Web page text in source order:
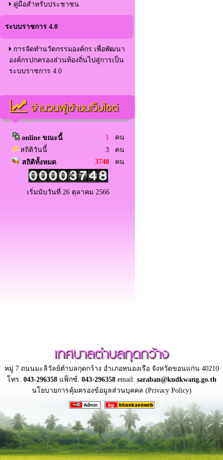
คู่มือสำหรับประชาชน
ระบบราชการ 4.0
การจัดทำนวัตกรรมองค์กร เพื่อพัฒนา
องค์กรปกครองส่วนท้องถิ่นไปสู่การเป็น
ระบบราชการ 4.0
จำนวนผู้เข้าชมเว็บไซต์
online ขณะนี้ 1 คน
สถิติวันนี้
3 คน
สถิติทั้งหมด
3748 คน
เริ่มนับวันที่ 26 ตุลาคม 2566
เทศบาลตำบลกุดกว้าง
หมู่ 7 ถนนมะลิวัลย์ตำบลกุดกว้าง อำเภอหนองเรือ จังหวัดขอนแก่น 40210
โทร. 043-296358แฟ็กซ์. 043-296358email: saraban@kudkwang.go.th
นโยบายการคุ้มครองข้อมูลส่วนบุคคล (Privacy Policy)